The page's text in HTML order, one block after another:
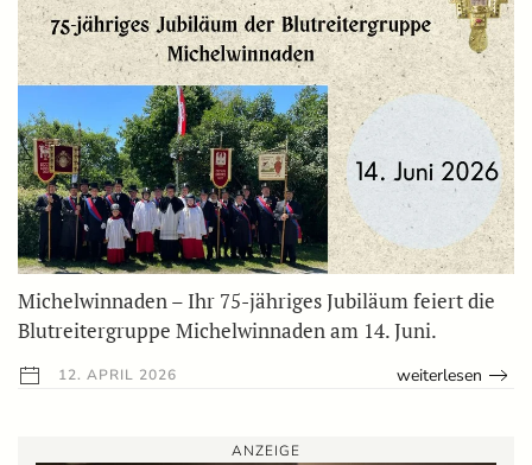
Michelwinnaden – Ihr 75-jähriges Jubiläum feiert die
Blutreitergruppe Michelwinnaden am 14. Juni.
12. APRIL 2026 weiterlesen
ANZEIGE